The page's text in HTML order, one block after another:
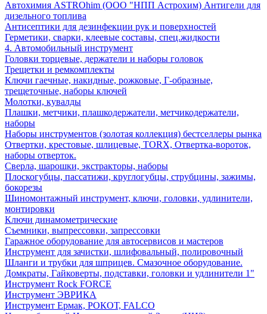
Автохимия ASTROhim (ООО "НПП Астрохим) Антигели для
дизельного топлива
Антисептики для дезинфекции рук и поверхностей
Герметики, сварки, клеевые составы, спец.жидкости
4. Автомобильный инструмент
Головки торцевые, держатели и наборы головок
Трещетки и ремкомплекты
Ключи гаечные, накидные, рожковые, Г-образные,
трещеточные, наборы ключей
Молотки, кувалды
Плашки, метчики, плашкодержатели, метчикодержатели,
наборы
Наборы инструментов (золотая коллекция) бестселлеры рынка
Отвертки, крестовые, шлицевые, TORX, Отвертка-вороток,
наборы отверток.
Сверла, шарошки, экстракторы, наборы
Плоскогубцы, пассатижи, круглогубцы, струбцины, зажимы,
бокорезы
Шиномонтажный инструмент, ключи, головки, удлинители,
монтировки
Ключи динамометрические
Съемники, выпрессовки, запрессовки
Гаражное оборудование для автосервисов и мастеров
Инструмент для зачистки, шлифовальный, полировочный
Шланги и трубки для шприцев. Смазочное оборудование.
Домкраты, Гайковерты, подставки, головки и удлинители 1"
Инструмент Rock FORCE
Инструмент ЭВРИКА
Инструмент Ермак, РОКОТ, FALCO